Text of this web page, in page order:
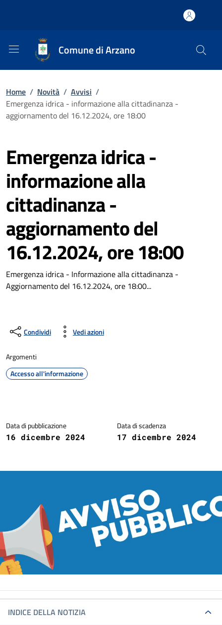
Comune di Arzano
Home / Novità / Avvisi /
Emergenza idrica - informazione alla cittadinanza -
aggiornamento del 16.12.2024, ore 18:00
Emergenza idrica -
informazione alla
cittadinanza -
aggiornamento del
16.12.2024, ore 18:00
Emergenza idrica - Informazione alla cittadinanza -
Aggiornamento del 16.12.2024, ore 18:00...
Condividi Vedi azioni
Argomenti
Accesso all'informazione
Data di pubblicazione
16 dicembre 2024
Data di scadenza
17 dicembre 2024
INDICE DELLA NOTIZIA